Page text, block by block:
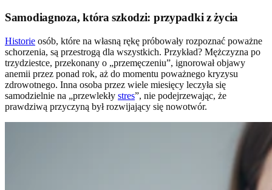
Samodiagnoza, która szkodzi: przypadki z życia
Historie osób, które na własną rękę próbowały rozpoznać poważne
schorzenia, są przestrogą dla wszystkich. Przykład? Mężczyzna po
trzydziestce, przekonany o „przemęczeniu”, ignorował objawy
anemii przez ponad rok, aż do momentu poważnego kryzysu
zdrowotnego. Inna osoba przez wiele miesięcy leczyła się
samodzielnie na „przewlekły stres”, nie podejrzewając, że
prawdziwą przyczyną był rozwijający się nowotwór.